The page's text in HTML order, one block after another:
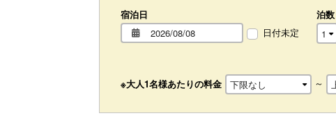
宿泊日
日付未定
泊数
※大人1名様あたりの料金 ～